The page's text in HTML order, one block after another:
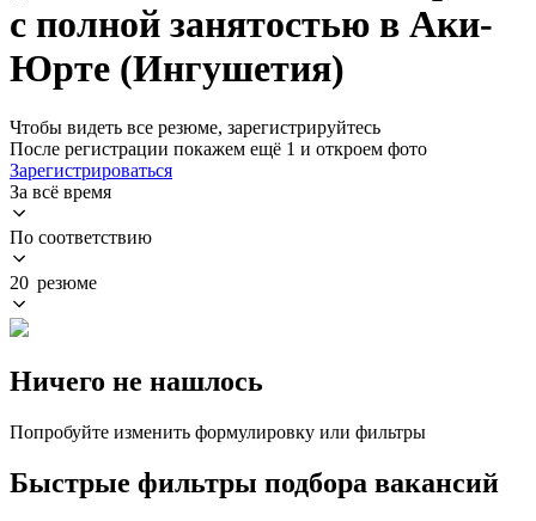
с полной занятостью в Аки-
Юрте (Ингушетия)
Чтобы видеть все резюме, зарегистрируйтесь
После регистрации покажем ещё 1 и откроем фото
Зарегистрироваться
За всё время
По соответствию
20 резюме
Ничего не нашлось
Попробуйте изменить формулировку или фильтры
Быстрые фильтры подбора вакансий